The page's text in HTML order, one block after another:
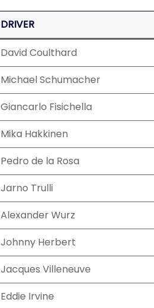
DRIVER
David Coulthard
Michael Schumacher
Giancarlo Fisichella
Mika Hakkinen
Pedro de la Rosa
Jarno Trulli
Alexander Wurz
Johnny Herbert
Jacques Villeneuve
Eddie Irvine